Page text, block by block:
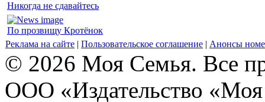
Никогда не сдавайтесь
По прозвищу Кротёнок
Реклама на сайте | Пользовательское соглашение | Анонсы
© 2026 Моя Семья. Все
ООО «Издательство